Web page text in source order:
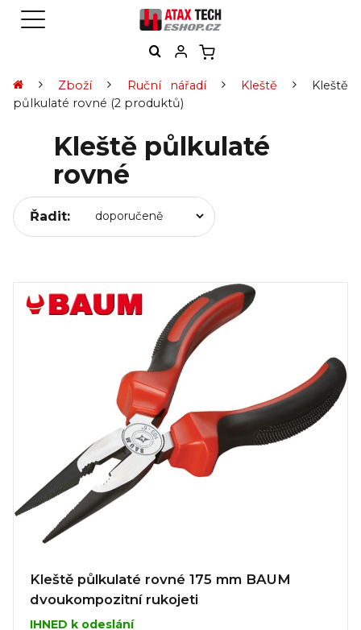
Zboží Ruční nářadí Kleště
Kleště
půlkulaté rovné (2 produktů)
Kleště půlkulaté
rovné
Řadit:
Kleště půlkulaté rovné 175 mm BAUM
dvoukompozitní rukojeti
IHNED k odeslání